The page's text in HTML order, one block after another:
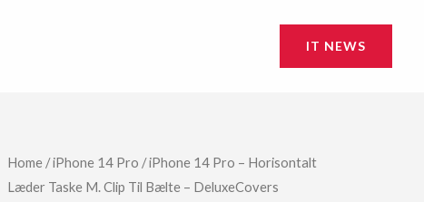
IT NEWS
Home /iPhone 14 Pro / iPhone 14 Pro – Horisontalt
Læder Taske M. Clip Til Bælte – DeluxeCovers